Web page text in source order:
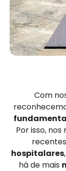
Com
Por isso,
hospitalares
há de mais